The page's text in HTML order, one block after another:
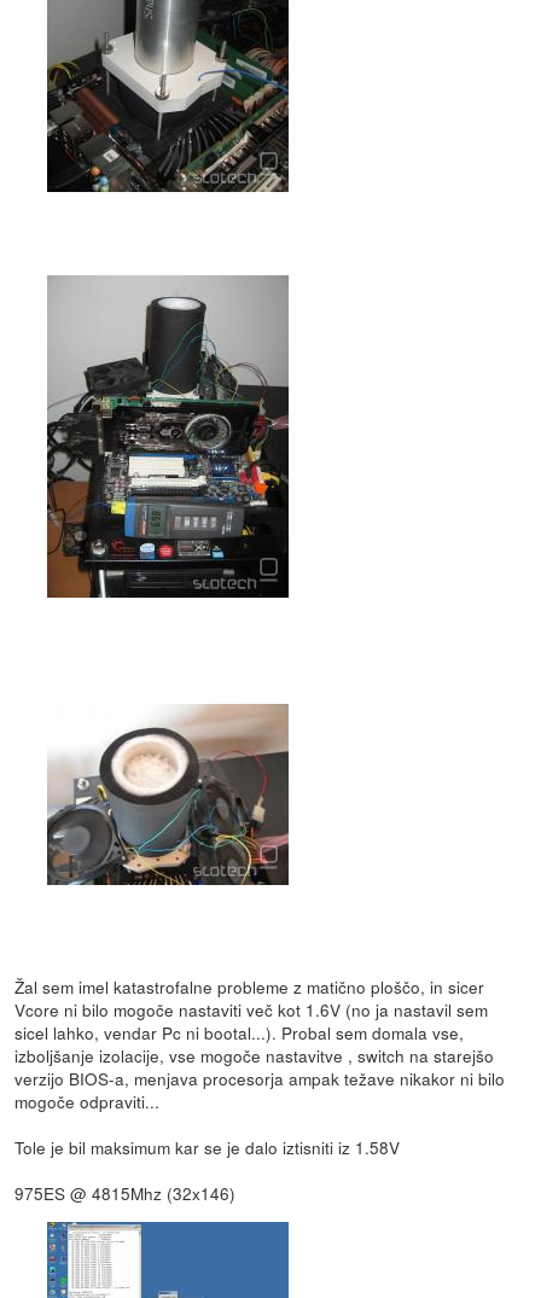
Žal sem imel katastrofalne probleme z matično ploščo, in sicer
Vcore ni bilo mogoče nastaviti več kot 1.6V (no ja nastavil sem
sicel lahko, vendar Pc ni bootal...). Probal sem domala vse,
izboljšanje izolacije, vse mogoče nastavitve , switch na starejšo
verzijo BIOS-a, menjava procesorja ampak težave nikakor ni bilo
mogoče odpraviti...
Tole je bil maksimum kar se je dalo iztisniti iz 1.58V
975ES @ 4815Mhz (32x146)